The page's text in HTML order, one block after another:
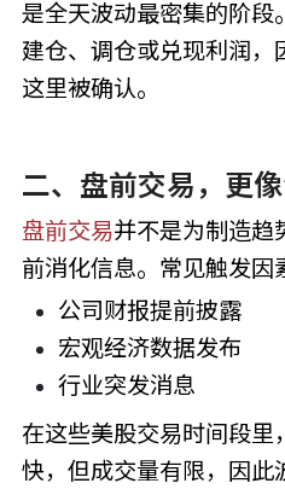
是全天波动最密集的阶段
建仓、调仓或兑现利润，
这里被确认。
二、盘前交易，更
盘前交易并不是为制造趋
前消化信息。常见触发因
公司财报提前披露
宏观经济数据发布
行业突发消息
在这些美股交易时间段里
快，但成交量有限，因此